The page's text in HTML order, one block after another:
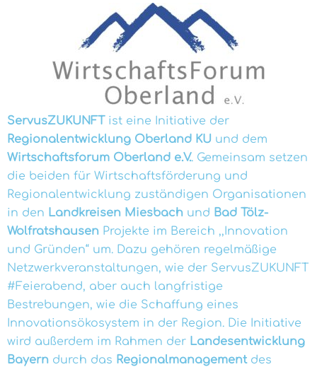
ServusZUKUNFT ist eine Initiative der
Regionalentwicklung Oberland KU und dem
Wirtschaftsforum Oberland e.V.. Gemeinsam setzen
die beiden für Wirtschaftsförderung und
Regionalentwicklung zuständigen Organisationen
in den Landkreisen Miesbach und Bad Tölz-
Wolfratshausen Projekte im Bereich ,,Innovation
und Gründen“ um. Dazu gehören regelmäßige
Netzwerkveranstaltungen, wie der ServusZUKUNFT
#Feierabend, aber auch langfristige
Bestrebungen, wie die Schaffung eines
Innovationsökosystem in der Region. Die Initiative
wird außerdem im Rahmen der Landesentwicklung
Bayern durch das Regionalmanagement des